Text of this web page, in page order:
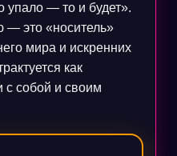
упало — то и будет».
— это «носитель»
мира и искренних
как
с собой и своим